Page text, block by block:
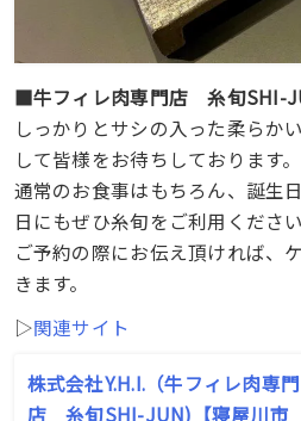
■牛フィレ肉専門店 糸旬SHI-
しっかりとサシの入った柔らか
して皆様をお待ちしております。
通常のお食事はもちろん、誕生
日にもぜひ糸旬をご利用ください
ご予約の際にお伝え頂ければ、
きます。
▷関連サイト
株式会社Y.H.I.（牛フィレ肉専門
店 糸旬SHI-JUN)【寝屋川市